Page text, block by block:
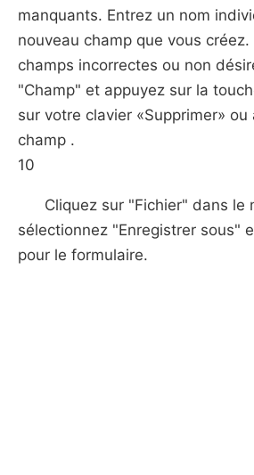
manquants. Entrez un nom
nouveau champ que vous
champs incorrectes ou non
"Champ" et appuyez sur la
sur votre clavier «Supprimer» ou
champ .
10
Cliquez sur "Fichier" dans le
sélectionnez "Enregistrer sous"
pour le formulaire.